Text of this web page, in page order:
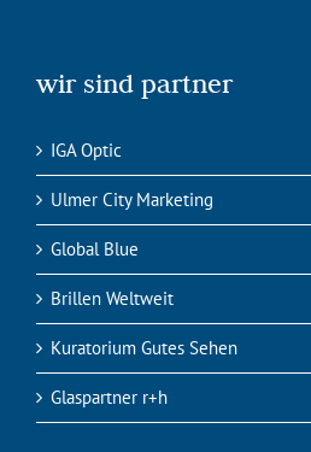
wir sind partner
IGA Optic
Ulmer City Marketing
Global Blue
Brillen Weltweit
Kuratorium Gutes Sehen
Glaspartner r+h